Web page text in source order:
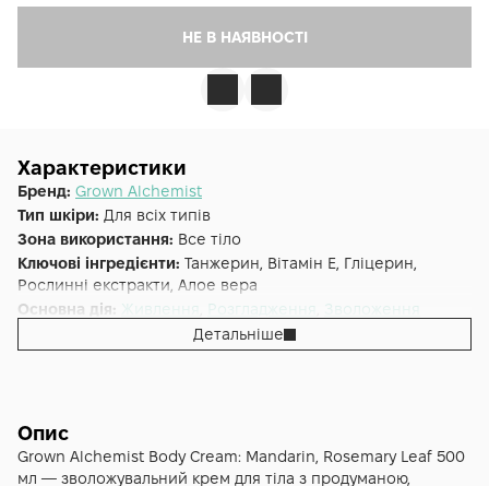
НЕ В НАЯВНОСТІ
Характеристики
Бренд: Grown Alchemist
Тип шкіри: Для всіх типів
Зона використання: Все тіло
Ключові інгредієнти: Танжерин, Вітамін E, Гліцерин,
Рослинні екстракти, Алое вера
Основна дія: Живлення Розгладження
Зволоження
Додаткові властивості:Веганська, Без парабенів, Без
силіконів
Альтернативна назва:
Мандарин і Розмарин 500 мл - GA Body Cream: Mandarin,
Детальніше
Опис
Grown Alchemist Body Cream: Mandarin, Rosemary Leaf 500
мл — зволожувальний крем для тіла з продуманою,